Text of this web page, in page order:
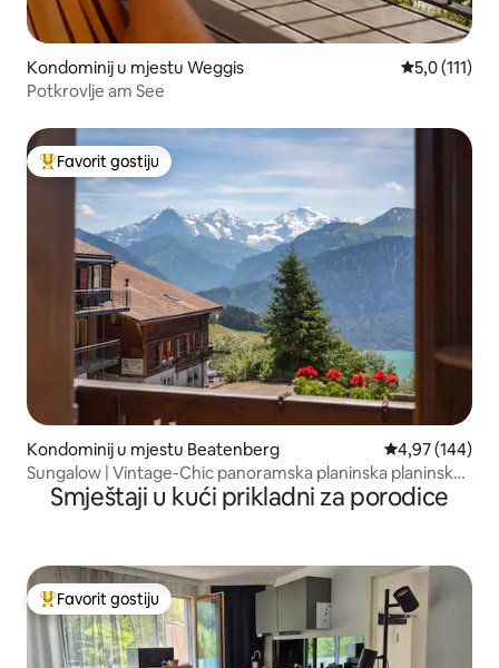
Kondominij u mjestu Weggis Prosječna
5,0 (111)
Potkrovlje am See
Glavni favorit gostiju
Favorit gostiju
Kondominij u mjestu Beatenberg Prosječna
4,97 (144)
Sungalow | Vintage-Chic panoramska planinska planinska
kućaSmještaji u kući prikladni za porodice
Glavni favorit gostiju
Favorit gostiju